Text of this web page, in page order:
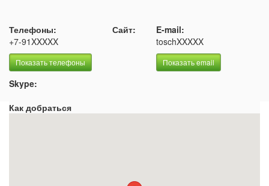
Телефоны:
+7-91XXXXX
Показать телефоны
Сайт:
E-mail:
toschXXXXX
Показать email
Skype:
Как добраться